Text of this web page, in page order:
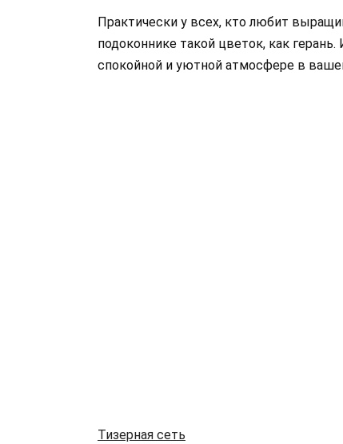
Практически у всех, кто любит
подоконнике такой цветок, как герань.
спокойной и уютной атмосфере в
Тизерная сеть